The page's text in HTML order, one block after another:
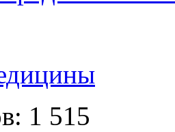
1 515